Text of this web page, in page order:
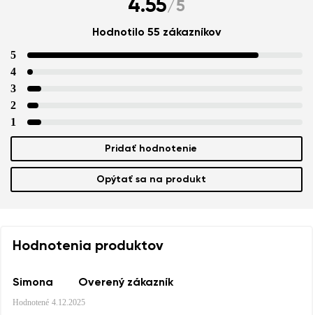
4.55/5
Hodnotilo 55 zákazníkov
5
4
3
2
1
Pridať hodnotenie
Opýtať sa na produkt
Hodnotenia produktov
Simona Overený zákazník
Hodnotené 4.12.2025